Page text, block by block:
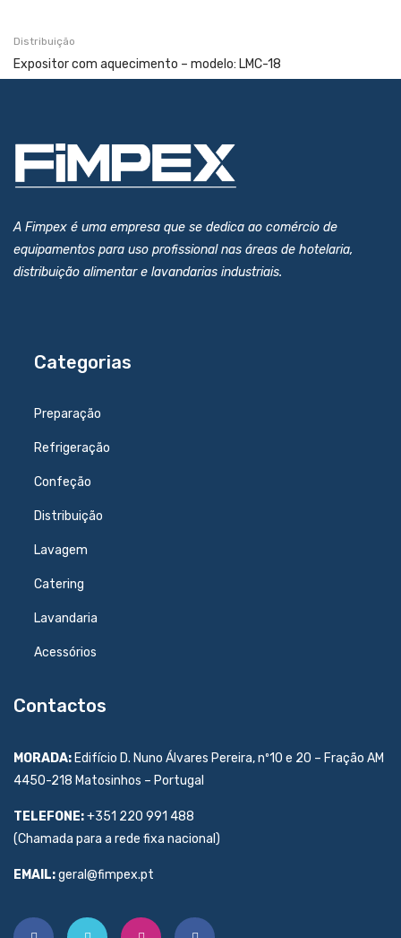
Distribuição
Expositor com aquecimento – modelo: LMC-18
A Fimpex é uma empresa que se dedica ao comércio de
equipamentos para uso profissional nas áreas de hotelaria,
distribuição alimentar e lavandarias industriais.
Categorias
Preparação
Refrigeração
Confeção
Distribuição
Lavagem
Catering
Lavandaria
Acessórios
Contactos
MORADA: Edifício D. Nuno Álvares Pereira, nº10 e 20 – Fração AM
4450-218 Matosinhos – Portugal
TELEFONE:+351 220 991 488
(Chamada para a rede fixa nacional)
EMAIL:geral@fimpex.pt